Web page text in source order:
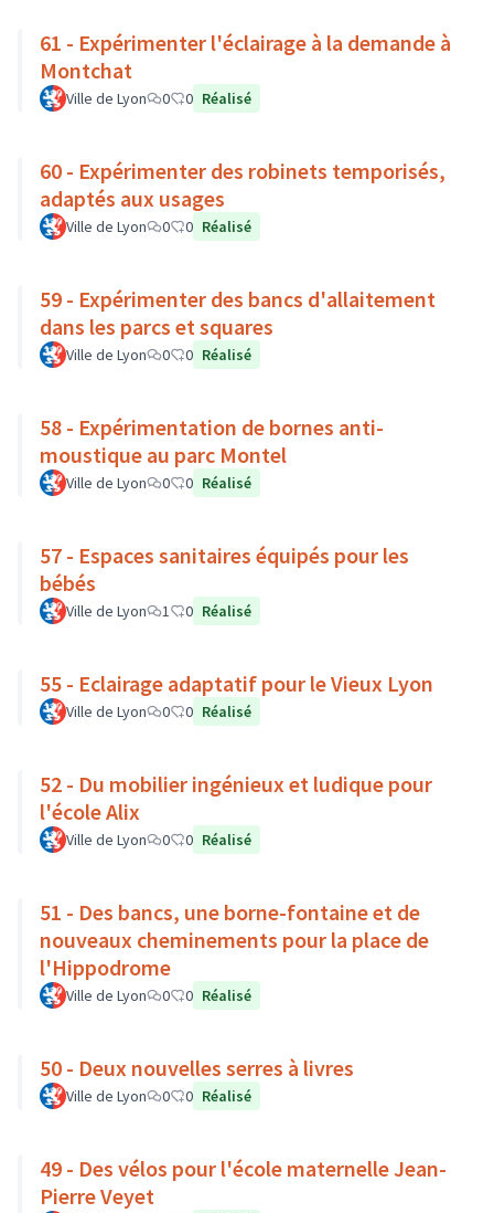
61 - Expérimenter l'éclairage à la demande à
Montchat
Ville de Lyon 0 0 Réalisé
60 - Expérimenter des robinets temporisés,
adaptés aux usages
Ville de Lyon 0 0 Réalisé
59 - Expérimenter des bancs d'allaitement
dans les parcs et squares
Ville de Lyon 0 0 Réalisé
58 - Expérimentation de bornes anti-
moustique au parc Montel
Ville de Lyon 0 0 Réalisé
57 - Espaces sanitaires équipés pour les
bébés
Ville de Lyon 1 0 Réalisé
55 - Eclairage adaptatif pour le Vieux Lyon
Ville de Lyon 0 0 Réalisé
52 - Du mobilier ingénieux et ludique pour
l'école Alix
Ville de Lyon 0 0 Réalisé
51 - Des bancs, une borne-fontaine et de
nouveaux cheminements pour la place de
l'Hippodrome
Ville de Lyon 0 0 Réalisé
50 - Deux nouvelles serres à livres
Ville de Lyon 0 0 Réalisé
49 - Des vélos pour l'école maternelle Jean-
Pierre Veyet